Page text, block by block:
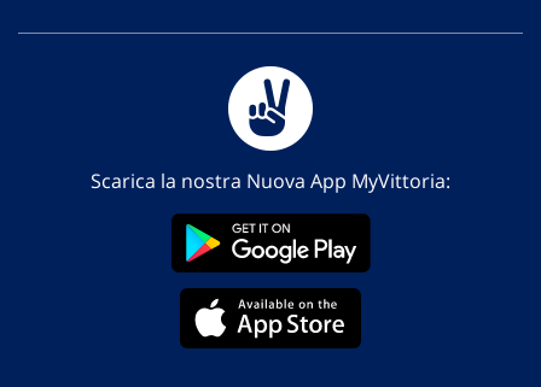
Scarica la nostra Nuova App MyVittoria: